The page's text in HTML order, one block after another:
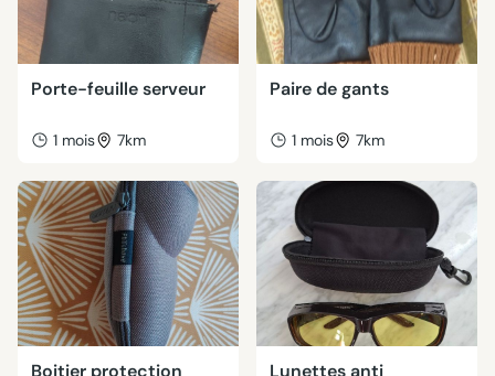
Porte-feuille serveur
1 mois 7km
Paire de gants
1 mois 7km
Boitier protection
Lunettes anti